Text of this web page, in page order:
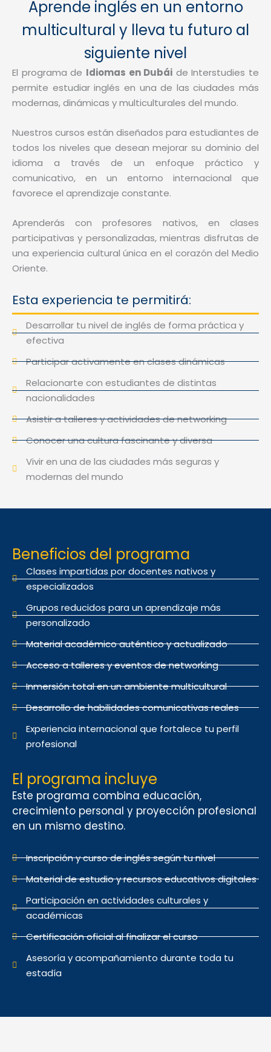
Aprende inglés en un entorno
multicultural y lleva tu futuro al
siguiente nivel
El programa de Idiomas en Dubái de Interstudies te
permite estudiar inglés en una de las ciudades más
modernas, dinámicas y multiculturales del mundo.
Nuestros cursos están diseñados para estudiantes de
todos los niveles que desean mejorar su dominio del
idioma a través de un enfoque práctico y
comunicativo, en un entorno internacional que
favorece el aprendizaje constante.
Aprenderás con profesores nativos, en clases
participativas y personalizadas, mientras disfrutas de
una experiencia cultural única en el corazón del Medio
Oriente.
Esta experiencia te permitirá:
Desarrollar tu nivel de inglés de forma práctica y
efectiva
Participar activamente en clases dinámicas
Relacionarte con estudiantes de distintas
nacionalidades
Asistir a talleres y actividades de networking
Conocer una cultura fascinante y diversa
Vivir en una de las ciudades más seguras y
modernas del mundo
Beneficios del programa
Clases impartidas por docentes nativos y
especializados
Grupos reducidos para un aprendizaje más
personalizado
Material académico auténtico y actualizado
Acceso a talleres y eventos de networking
Inmersión total en un ambiente multicultural
Desarrollo de habilidades comunicativas reales
Experiencia internacional que fortalece tu perfil
profesional
El programa incluye
Este programa combina educación,
crecimiento personal y proyección profesional
en un mismo destino.
Inscripción y curso de inglés según tu nivel
Material de estudio y recursos educativos digitales
Participación en actividades culturales y
académicas
Certificación oficial al finalizar el curso
Asesoría y acompañamiento durante toda tu
estadía